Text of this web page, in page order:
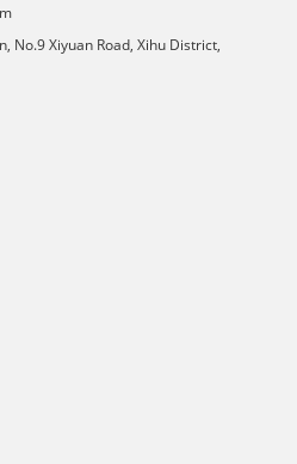
No.9 Xiyuan Road, Xihu District,